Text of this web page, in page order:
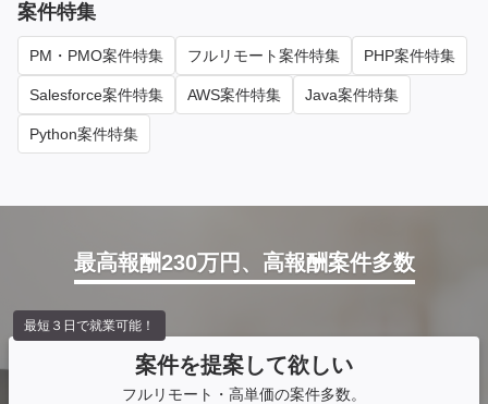
案件特集
PM・PMO案件特集 フルリモート案件特集 PHP案件特集
Salesforce案件特集 AWS案件特集 Java案件特集
Python案件特集
最高報酬230万円、高報酬案件多数
案件を提案して欲しい
フルリモート・高単価の案件多数。
最短３日で就業可能！